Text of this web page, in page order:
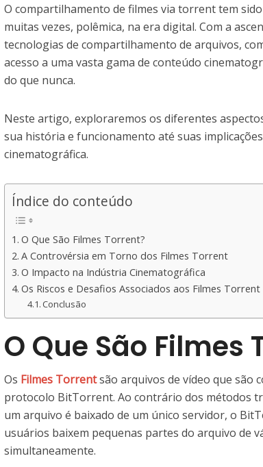
O compartilhamento de filmes via torrent tem
muitas vezes, polêmica, na era digital. Com a
tecnologias de compartilhamento de arquivos,
acesso a uma vasta gama de conteúdo
do que nunca.
Neste artigo, exploraremos os diferentes
sua história e funcionamento até suas
cinematográfica.
Índice do conteúdo
O Que São Filmes Torrent?
A Controvérsia em Torno dos Filmes Torrent
O Impacto na Indústria Cinematográfica
Os Riscos e Desafios Associados aos Filmes Torrent
Conclusão
O Que São Filmes
Os Filmes Torrentsão arquivos de vídeo que são
protocolo BitTorrent. Ao contrário dos métodos
um arquivo é baixado de um único servidor, o
usuários baixem pequenas partes do arquivo de
simultaneamente.